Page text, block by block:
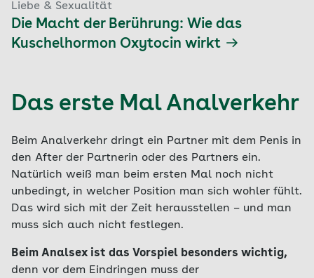
Liebe & Sexualität
Die Macht der Berührung: Wie das
Kuschelhormon Oxytocin wirkt
Das erste Mal Analverkehr
Beim Analverkehr dringt ein Partner mit dem Penis in
den After der Partnerin oder des Partners ein.
Natürlich weiß man beim ersten Mal noch nicht
unbedingt, in welcher Position man sich wohler fühlt.
Das wird sich mit der Zeit herausstellen – und man
muss sich auch nicht festlegen.
Beim Analsex ist das Vorspiel besonders wichtig,
denn vor dem Eindringen muss der